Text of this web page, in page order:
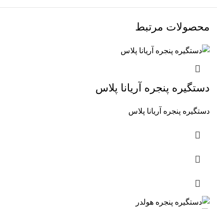
محصولات مرتبط
دستگیره پنجره آریانا پلاس
دستگیره پنجره آریانا پلاس